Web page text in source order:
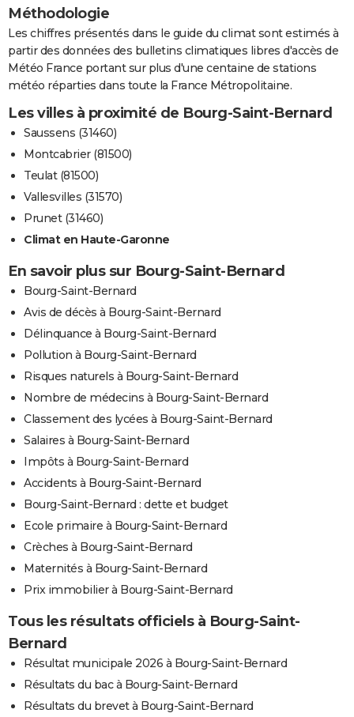
Méthodologie
Les chiffres présentés dans le guide du climat sont estimés à
partir des données des bulletins climatiques libres d'accès de
Météo France portant sur plus d'une centaine de stations
météo réparties dans toute la France Métropolitaine.
Les villes à proximité de Bourg-Saint-Bernard
Saussens (31460)
Montcabrier (81500)
Teulat (81500)
Vallesvilles (31570)
Prunet (31460)
Climat en Haute-Garonne
En savoir plus sur Bourg-Saint-Bernard
Bourg-Saint-Bernard
Avis de décès à Bourg-Saint-Bernard
Délinquance à Bourg-Saint-Bernard
Pollution à Bourg-Saint-Bernard
Risques naturels à Bourg-Saint-Bernard
Nombre de médecins à Bourg-Saint-Bernard
Classement des lycées à Bourg-Saint-Bernard
Salaires à Bourg-Saint-Bernard
Impôts à Bourg-Saint-Bernard
Accidents à Bourg-Saint-Bernard
Bourg-Saint-Bernard : dette et budget
Ecole primaire à Bourg-Saint-Bernard
Crèches à Bourg-Saint-Bernard
Maternités à Bourg-Saint-Bernard
Prix immobilier à Bourg-Saint-Bernard
Tous les résultats officiels à Bourg-Saint-
Bernard
Résultat municipale 2026 à Bourg-Saint-Bernard
Résultats du bac à Bourg-Saint-Bernard
Résultats du brevet à Bourg-Saint-Bernard